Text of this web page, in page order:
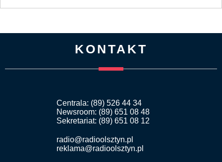
KONTAKT
Centrala: (89) 526 44 34
Newsroom: (89) 651 08 48
Sekretariat: (89) 651 08 12
radio@radioolsztyn.pl
reklama@radioolsztyn.pl